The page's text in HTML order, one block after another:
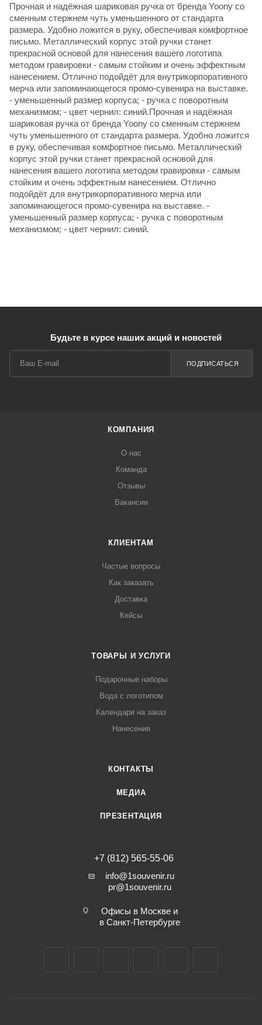
Прочная и надёжная шариковая ручка от бренда Yoony со
сменным стержнем чуть уменьшенного от стандарта
размера. Удобно ложится в руку, обеспечивая комфортное
письмо. Металлический корпус этой ручки станет
прекрасной основой для нанесения вашего логотипа
методом гравировки - самым стойким и очень эффектным
нанесением. Отлично подойдёт для внутрикорпоративного
мерча или запоминающегося промо-сувенира на выставке.
- уменьшенный размер корпуса; - ручка с поворотным
механизмом; - цвет чернил: синий.Прочная и надёжная
шариковая ручка от бренда Yoony со сменным стержнем
чуть уменьшенного от стандарта размера. Удобно ложится
в руку, обеспечивая комфортное письмо. Металлический
корпус этой ручки станет прекрасной основой для
нанесения вашего логотипа методом гравировки - самым
стойким и очень эффектным нанесением. Отлично
подойдёт для внутрикорпоративного мерча или
запоминающегося промо-сувенира на выставке. -
уменьшенный размер корпуса; - ручка с поворотным
механизмом; - цвет чернил: синий.
Будьте в курсе наших акций и новостей
ПОДПИСАТЬСЯ
КОМПАНИЯ
О нас
Команда
Отзывы
Вакансии
КЛИЕНТАМ
Частые вопросы
Как заказать
Доставка
Кейсы
ТОВАРЫ И УСЛУГИ
Подарочные наборы
Вода с логотипом
Календари на заказ
Нанесения
КОНТАКТЫ
МЕДИА
ПРЕЗЕНТАЦИЯ
+7 (812) 565-55-06
info@1souvenir.ru
pr@1souvenir.ru
Офисы в Москве и
в Санкт-Петербурге